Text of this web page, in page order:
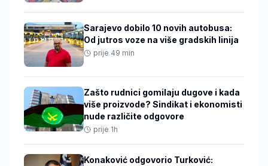
Sarajevo dobilo 10 novih autobusa:
Od jutros voze na više gradskih linija
prije 49 min
Zašto rudnici gomilaju dugove i kada
više proizvode? Sindikat i ekonomisti
nude različite odgovore
prije 1h
Konaković odgovorio Turković: